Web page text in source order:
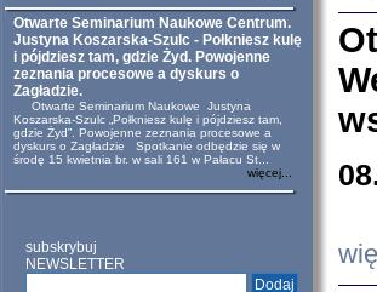
Otwarte Seminarium Naukowe Centrum.
Justyna Koszarska-Szulc - Połkniesz kulę
i pójdziesz tam, gdzie Żyd. Powojenne
zeznania procesowe a dyskurs o
Zagładzie.
Otwarte Seminarium Naukowe Justyna
Koszarska-Szulc „Połkniesz kulę i pójdziesz tam,
gdzie Żyd”. Powojenne zeznania procesowe a
dyskurs o Zagładzie Spotkanie odbędzie się w
środę 15 kwietnia br. w sali 161 w Pałacu St...
więcej...
subskrybuj
NEWSLETTER